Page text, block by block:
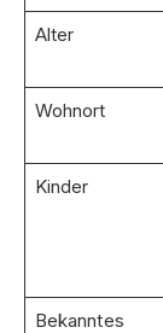
Alter
Wohnort
Kinder
Bekanntes